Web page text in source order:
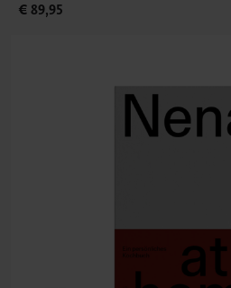
€ 89,95